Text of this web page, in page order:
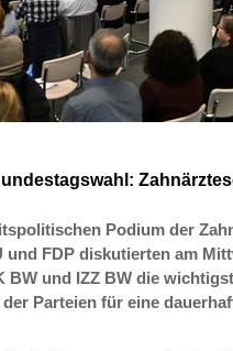
Podium der
und FDP diskutierten am
BW und IZZ BW die
Parteien für eine